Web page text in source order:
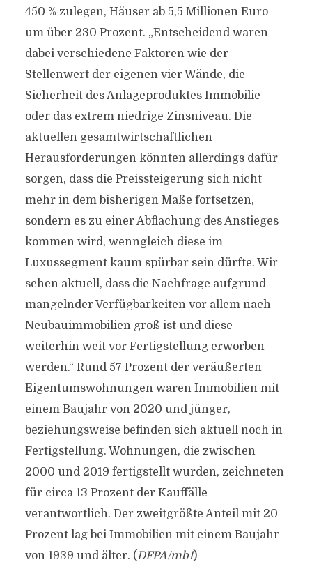
450 % zulegen, Häuser ab 5,5 Millionen Euro
um über 230 Prozent. „Entscheidend waren
dabei verschiedene Faktoren wie der
Stellenwert der eigenen vier Wände, die
Sicherheit des Anlageproduktes Immobilie
oder das extrem niedrige Zinsniveau. Die
aktuellen gesamtwirtschaftlichen
Herausforderungen könnten allerdings dafür
sorgen, dass die Preissteigerung sich nicht
mehr in dem bisherigen Maße fortsetzen,
sondern es zu einer Abflachung des Anstieges
kommen wird, wenngleich diese im
Luxussegment kaum spürbar sein dürfte. Wir
sehen aktuell, dass die Nachfrage aufgrund
mangelnder Verfügbarkeiten vor allem nach
Neubauimmobilien groß ist und diese
weiterhin weit vor Fertigstellung erworben
werden.“ Rund 57 Prozent der veräußerten
Eigentumswohnungen waren Immobilien mit
einem Baujahr von 2020 und jünger,
beziehungsweise befinden sich aktuell noch in
Fertigstellung. Wohnungen, die zwischen
2000 und 2019 fertigstellt wurden, zeichneten
für circa 13 Prozent der Kauffälle
verantwortlich. Der zweitgrößte Anteil mit 20
Prozent lag bei Immobilien mit einem Baujahr
von 1939 und älter. (DFPA/mb1)